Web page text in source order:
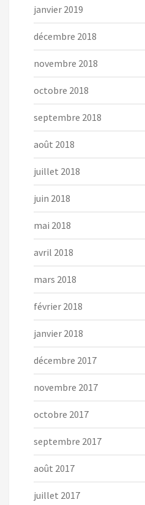
janvier 2019
décembre 2018
novembre 2018
octobre 2018
septembre 2018
août 2018
juillet 2018
juin 2018
mai 2018
avril 2018
mars 2018
février 2018
janvier 2018
décembre 2017
novembre 2017
octobre 2017
septembre 2017
août 2017
juillet 2017